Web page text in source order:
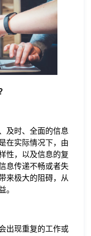
及时、全面的信息
在实际情况下，由
性，以及信息的复
息传递不畅或者失
来极大的阻碍，从
。
出现重复的工作或